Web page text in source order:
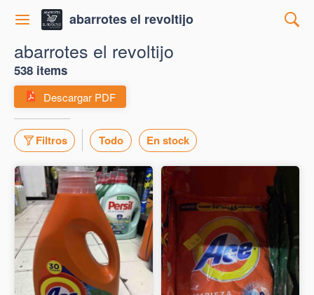
abarrotes el revoltijo
abarrotes el revoltijo
538 items
Descargar PDF
Filtros Todo En stock